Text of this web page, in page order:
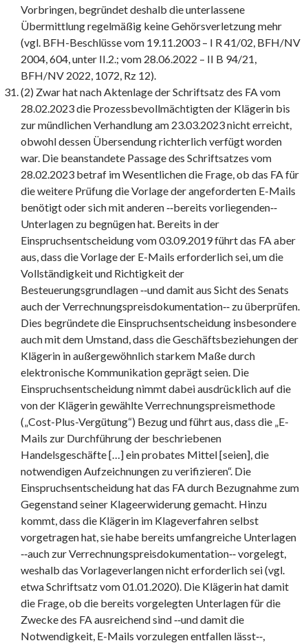
Vorbringen, begründet deshalb die unterlassene
Übermittlung regelmäßig keine Gehörsverletzung mehr
(vgl. BFH-Beschlüsse vom 19.11.2003 – I R 41/02, BFH/NV
2004, 604, unter II.2.; vom 28.06.2022 – II B 94/21,
BFH/NV 2022, 1072, Rz 12).
(2) Zwar hat nach Aktenlage der Schriftsatz des FA vom
28.02.2023 die Prozessbevollmächtigten der Klägerin bis
zur mündlichen Verhandlung am 23.03.2023 nicht erreicht,
obwohl dessen Übersendung richterlich verfügt worden
war. Die beanstandete Passage des Schriftsatzes vom
28.02.2023 betraf im Wesentlichen die Frage, ob das FA für
die weitere Prüfung die Vorlage der angeforderten E-Mails
benötigt oder sich mit anderen ‑‑bereits vorliegenden‑‑
Unterlagen zu begnügen hat. Bereits in der
Einspruchsentscheidung vom 03.09.2019 führt das FA aber
aus, dass die Vorlage der E-Mails erforderlich sei, um die
Vollständigkeit und Richtigkeit der
Besteuerungsgrundlagen ‑‑und damit aus Sicht des Senats
auch der Verrechnungspreisdokumentation‑‑ zu überprüfen.
Dies begründete die Einspruchsentscheidung insbesondere
auch mit dem Umstand, dass die Geschäftsbeziehungen der
Klägerin in außergewöhnlich starkem Maße durch
elektronische Kommunikation geprägt seien. Die
Einspruchsentscheidung nimmt dabei ausdrücklich auf die
von der Klägerin gewählte Verrechnungspreismethode
(„Cost-Plus-Vergütung“) Bezug und führt aus, dass die „E-
Mails zur Durchführung der beschriebenen
Handelsgeschäfte […] ein probates Mittel [seien], die
notwendigen Aufzeichnungen zu verifizieren“. Die
Einspruchsentscheidung hat das FA durch Bezugnahme zum
Gegenstand seiner Klageerwiderung gemacht. Hinzu
kommt, dass die Klägerin im Klageverfahren selbst
vorgetragen hat, sie habe bereits umfangreiche Unterlagen
‑‑auch zur Verrechnungspreisdokumentation‑‑ vorgelegt,
weshalb das Vorlageverlangen nicht erforderlich sei (vgl.
etwa Schriftsatz vom 01.01.2020). Die Klägerin hat damit
die Frage, ob die bereits vorgelegten Unterlagen für die
Zwecke des FA ausreichend sind ‑‑und damit die
Notwendigkeit, E-Mails vorzulegen entfallen lässt‑‑,